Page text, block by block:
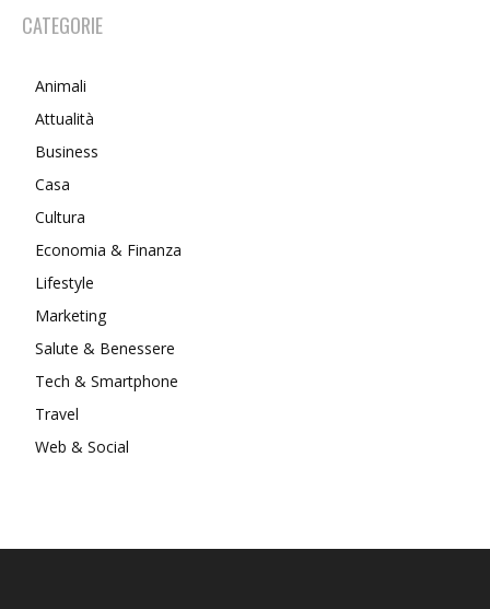
CATEGORIE
Animali
Attualità
Business
Casa
Cultura
Economia & Finanza
Lifestyle
Marketing
Salute & Benessere
Tech & Smartphone
Travel
Web & Social